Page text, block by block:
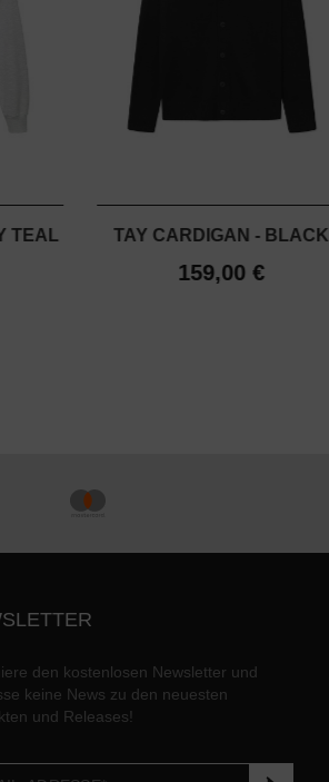
TEAL TAY CARDIGAN - BLACK
159,00 €
den kostenlosen Newsletter und
keine News zu den neuesten
und Releases!